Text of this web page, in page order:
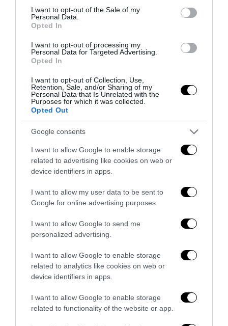
consent section.
I want to opt-out of the Sale of my
Personal Data.
Opted In
I want to opt-out of processing my
Personal Data for Targeted Advertising.
Opted In
I want to opt-out of Collection, Use,
Retention, Sale, and/or Sharing of my
Personal Data that Is Unrelated with the
Purposes for which it was collected.
Opted Out
Google consents
I want to allow Google to enable storage
related to advertising like cookies on web or
device identifiers in apps.
I want to allow my user data to be sent to
Google for online advertising purposes.
I want to allow Google to send me
personalized advertising.
I want to allow Google to enable storage
related to analytics like cookies on web or
device identifiers in apps.
I want to allow Google to enable storage
related to functionality of the website or app.
L’Anpi divora se stessa: la fabbrica delle scomuniche
«Spin Time non è CasaPound»: la santa occupazione
rossa che fa politica, vende e...